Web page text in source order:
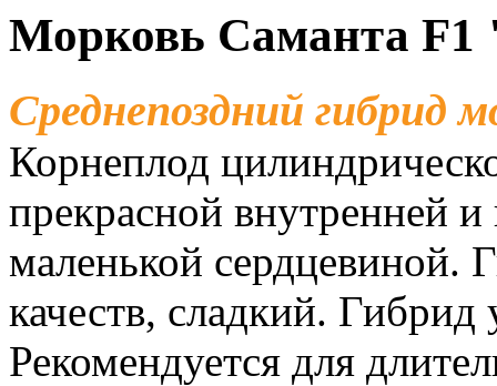
Морковь Саманта F1
Среднепоздний гибрид
Корнеплод
прекрасной внутренней
маленькой сердцевиной.
качеств, сладкий.
Рекомендуется для